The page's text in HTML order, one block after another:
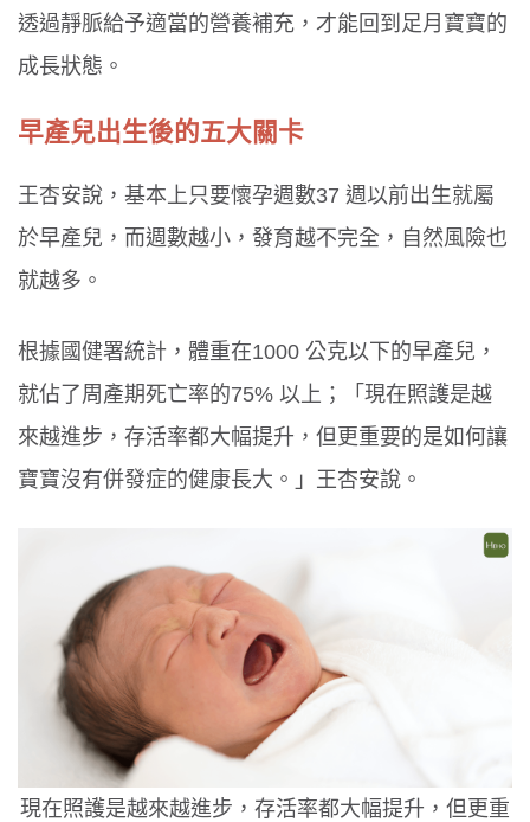
透過靜脈給予適當的營養補充，才能回到足月寶寶的
成長狀態。
早產兒出生後的五大關卡
王杏安說，基本上只要懷孕週數37 週以前出生就屬
於早產兒，而週數越小，發育越不完全，自然風險也
就越多。
根據國健署統計，體重在1000 公克以下的早產兒，
就佔了周產期死亡率的75% 以上；「現在照護是越
來越進步，存活率都大幅提升，但更重要的是如何讓
寶寶沒有併發症的健康長大。」王杏安說。
現在照護是越來越進步，存活率都大幅提升，但更重